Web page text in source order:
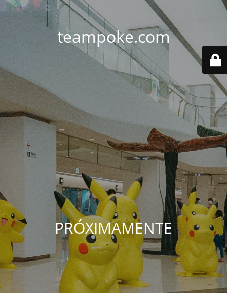
teampoke.com
PRÓXIMAMENTE